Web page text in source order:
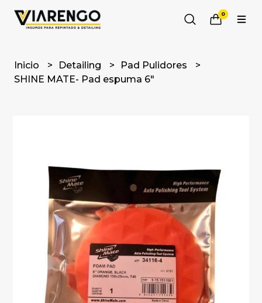
0
Inicio Detailing
Pad Pulidores
SHINE MATE- Pad espuma 6"